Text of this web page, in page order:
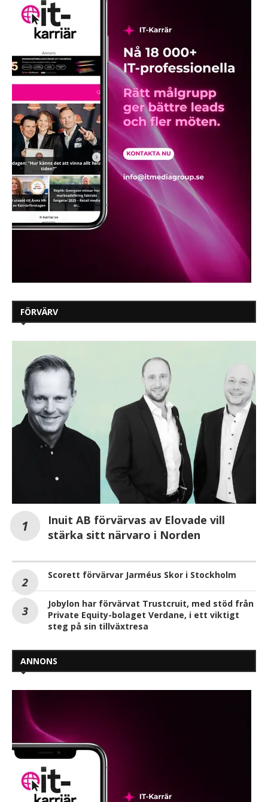
FÖRVÄRV
Inuit AB förvärvas av Elovade vill
stärka sitt närvaro i Norden
Scorett förvärvar Jarméus Skor i Stockholm
Jobylon har förvärvat Trustcruit, med stöd från
Private Equity-bolaget Verdane, i ett viktigt
steg på sin tillväxtresa
ANNONS